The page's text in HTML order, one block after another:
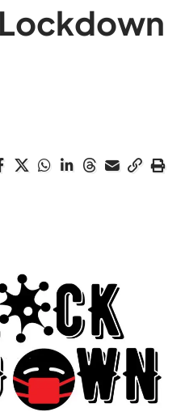
Lockdown